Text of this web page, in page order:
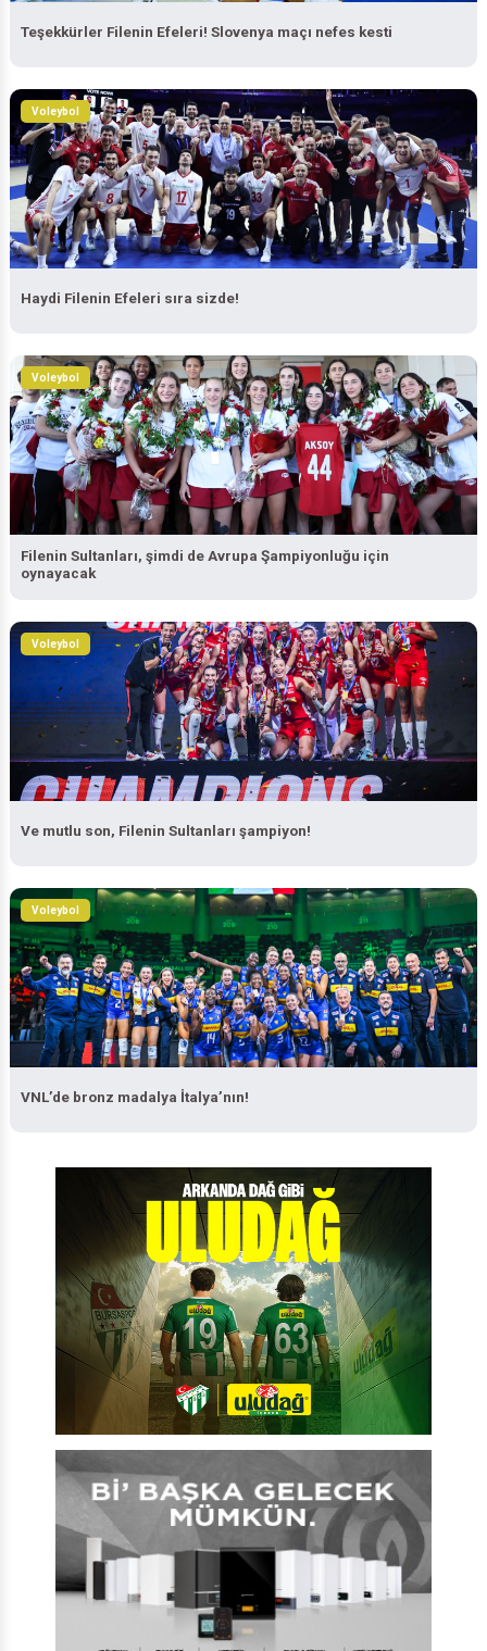
Teşekkürler Filenin Efeleri! Slovenya maçı nefes kesti
Voleybol
Haydi Filenin Efeleri sıra sizde!
Voleybol
Filenin Sultanları, şimdi de Avrupa Şampiyonluğu için
oynayacak
Voleybol
Ve mutlu son, Filenin Sultanları şampiyon!
Voleybol
VNL’de bronz madalya İtalya’nın!